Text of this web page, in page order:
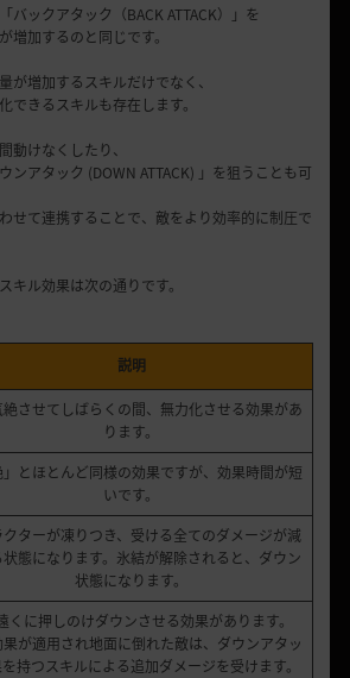
バックアタック（BACK ATTACK）」を
増加するのと同じです。
が増加するスキルだけでなく、
できるスキルも存在します。
動けなくしたり、
ンアタック (DOWN ATTACK) 」を狙うことも可
せて連携することで、敵をより効率的に制圧で
キル効果は次の通りです。
説明
絶させてしばらくの間、無力化させる効果があ
ります。
」とほとんど同様の効果ですが、効果時間が短
いです。
クターが凍りつき、受ける全てのダメージが減
状態になります。氷結が解除されると、ダウン
状態になります。
くに押しのけダウンさせる効果があります。
果が適用され地面に倒れた敵は、ダウンアタッ
持つスキルによる追加ダメージを受けます。